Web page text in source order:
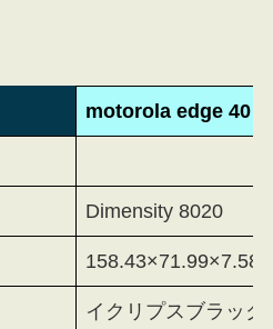
motorola edge 40
Dimensity 8020
イクリプスブラック